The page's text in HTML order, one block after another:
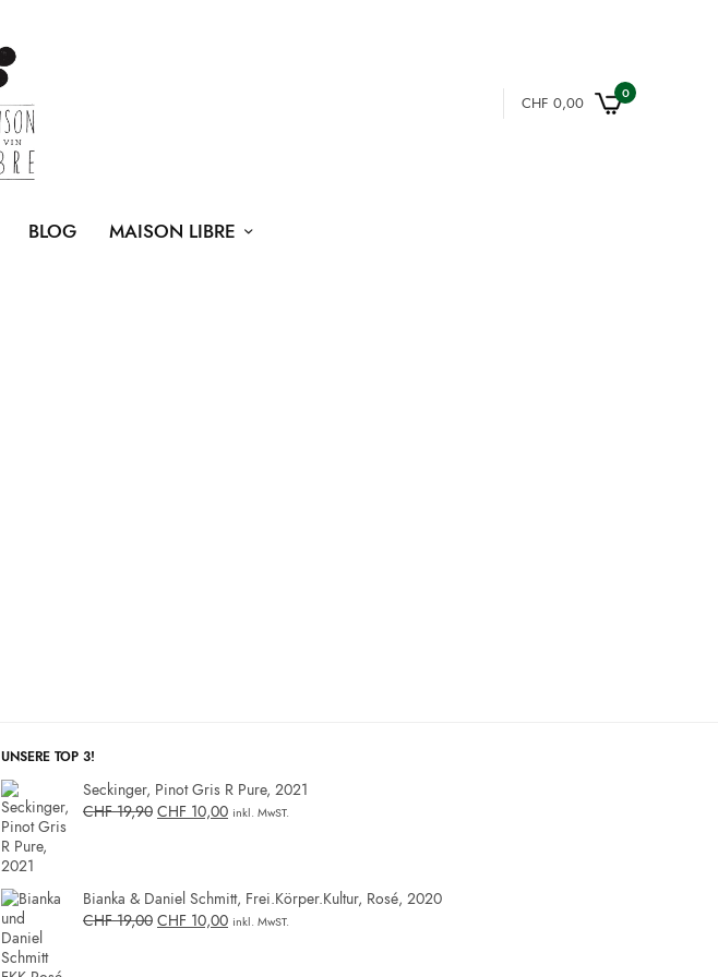
CHF 0,00
0
BLOG MAISON LIBRE
UNSERE TOP 3!
Seckinger, Pinot Gris R Pure, 2021
CHF19,90 CHF 10,00 inkl. MwST.
Bianka & Daniel Schmitt, Frei.Körper.Kultur, Rosé, 2020
CHF19,00 CHF 10,00 inkl. MwST.